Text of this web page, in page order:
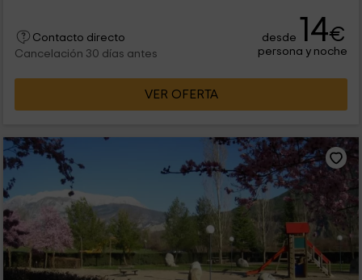
Contacto directo
Cancelación 30 días antes
desde 14€
persona y noche
VER OFERTA